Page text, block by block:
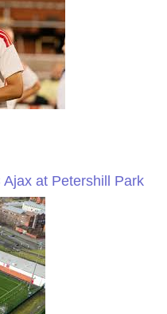
at Petershill Park